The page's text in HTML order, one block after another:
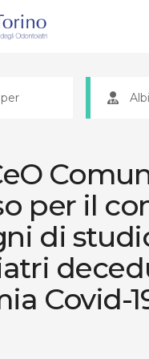
per il
di
Covid-